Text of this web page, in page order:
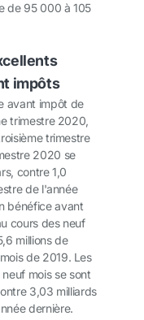
de 95 000 à 105
impôts
avant impôt de
trimestre 2020,
trimestre
2020 se
contre 1,0
de l'année
bénéfice avant
cours des neuf
millions de
de 2019. Les
mois se sont
3,03 milliards
dernière.